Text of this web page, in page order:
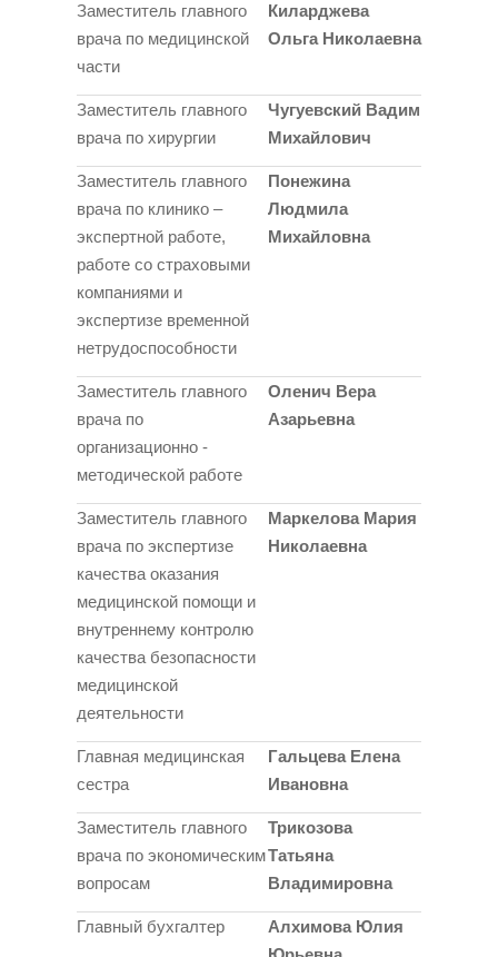
Заместитель главного
врача по медицинской
части
Киларджева
Ольга Николаевна
Заместитель главного
врача по хирургии
Чугуевский Вадим
Михайлович
Заместитель главного
врача по клинико –
экспертной работе,
работе со страховыми
компаниями и
экспертизе временной
нетрудоспособности
Понежина
Людмила
Михайловна
Заместитель главного
врача по
организационно -
методической работе
Оленич Вера
Азарьевна
Заместитель главного
врача по экспертизе
качества оказания
медицинской помощи и
внутреннему контролю
качества безопасности
медицинской
деятельности
Маркелова Мария
Николаевна
Главная медицинская
сестра
Гальцева Елена
Ивановна
Заместитель главного
врача по экономическим
вопросам
Трикозова
Татьяна
Владимировна
Главный бухгалтер
Алхимова Юлия